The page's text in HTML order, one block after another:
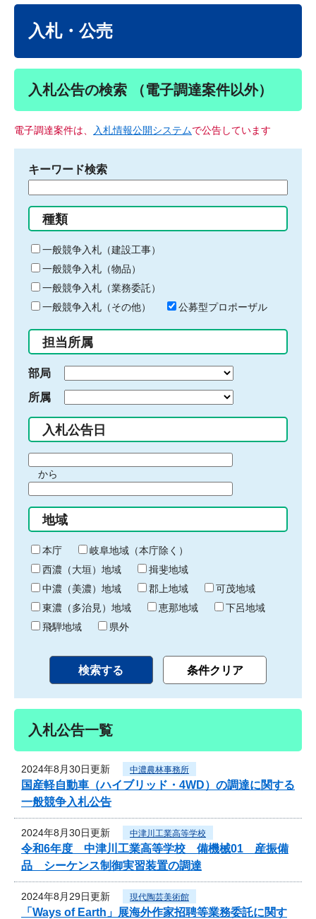
入札・公売
入札公告の検索 （電子調達案件以外）
電子調達案件は、 入札情報公開システムで公告しています
キーワード検索
る
キ
ー
ワ
ー
ド
入
力
種類
一般競争入札（建設工事）
一般競争入札（物品）
一般競争入札（業務委託）
一般競争入札（その他）
公募型プロポーザル
担当所属
部局
所属
入札公告日
間
始
り
から
間
終
わ
り
地域
本庁
岐阜地域（本庁除く）
西濃（大垣）地域
揖斐地域
中濃（美濃）地域
郡上地域
可茂地域
東濃（多治見）地域
恵那地域
下呂地域
飛騨地域
県外
入札公告一覧
2024年8月30日更新 中濃農林事務所
国産軽自動車（ハイブリッド・4WD）の調達に関する
一般競争入札公告
2024年8月30日更新 中津川工業高等学校
令和6年度 中津川工業高等学校 備機械01 産振備
品 シーケンス制御実習装置の調達
2024年8月29日更新 現代陶芸美術館
「Ways of Earth」展海外作家招聘等業務委託に関す